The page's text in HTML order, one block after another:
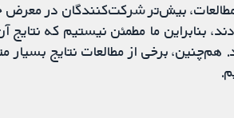
بنابراین ما مطمئن نیستیم که
برخی از مطالعات نتایج بسیار